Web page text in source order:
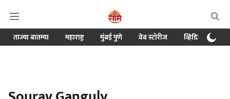
ताज्या बातम्या महाराष्ट्र मुंबई पुणे वेब स्टोरीज व्हिडिओ